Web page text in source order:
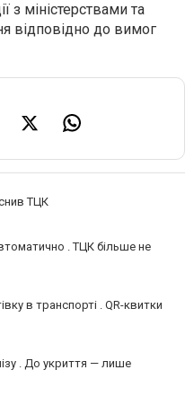
з міністерствами та
відповідно до вимог
ТЦК
. ТЦК більше не
в транспорті . QR-квитки
. До укриття — лише